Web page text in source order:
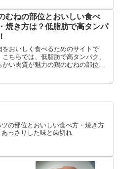
りのあらゆる情報を紹介・解説して
す。
むねの部位とおいしい食べ
焼き方は？低脂肪で高タンパ
をおいしく食べるためのサイトで
こちらでは、低脂肪で高タンパク、
かい肉質が魅力の鶏のむねの部位と
ツの部位とおいしい食べ方・焼き方
あっさりした味と歯切れ